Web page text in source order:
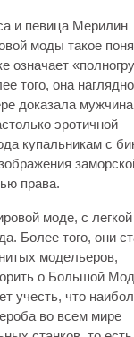
и певица Мерилин
моды такое
означает
того, она
доказала
эротичной
купальникам с
права.
моде, с легкой
Более того, они
модельеров,
о Большой
учесть, что
во всем мире